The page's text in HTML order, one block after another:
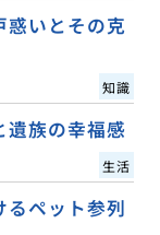
惑いとその克
知識
遺族の幸福感
生活
るペット参列